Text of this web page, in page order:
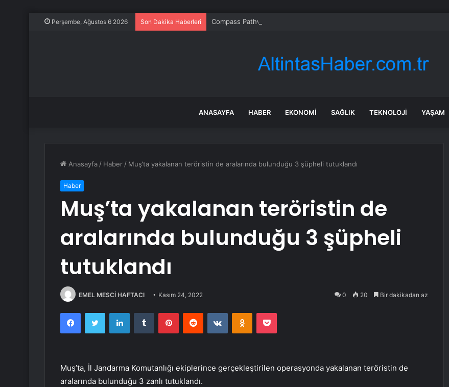
Perşembe, Ağustos 6 2026 Son Dakika Haberleri Compass Pathways hissesi bugün neden yükseliyor?
ANASAYFA HABER EKONOMI SAĞLIK TEKNOLOJI YAŞAM
Anasayfa / Haber / Muş’ta yakalanan teröristin de aralarında bulunduğu 3 şüpheli tutuklandı
Haber
Muş’ta yakalanan teröristin de
aralarında bulunduğu 3 şüpheli
tutuklandı
EMEL MESCİ HAFTACI Kasım 24, 2022 0 20 Bir dakikadan az
FacebookTwitter LinkedInTumblr PinterestReddit VKontakteOdnoklassniki
Pocket
Muş’ta, İl Jandarma Komutanlığı ekiplerince gerçekleştirilen operasyonda yakalanan teröristin de
aralarında bulunduğu 3 zanlı tutuklandı.